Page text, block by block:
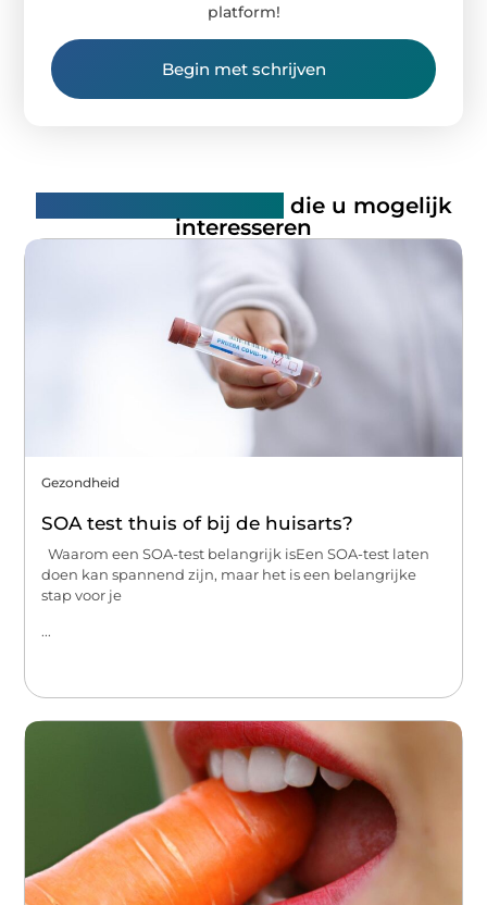
platform!
Begin met schrijven
die u mogelijk
interesseren
Gezondheid
SOA test thuis of bij de huisarts?
Waarom een SOA-test belangrijk isEen SOA-test laten
doen kan spannend zijn, maar het is een belangrijke
stap voor je
...